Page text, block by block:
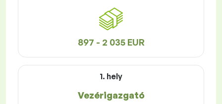
897 - 2 035 EUR
1. hely
Vezérigazgató